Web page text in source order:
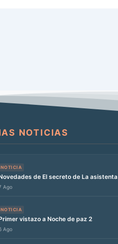
NOTICIAS
NOTICIA
de El secreto de La asistenta
Ago
NOTICIA
vistazo a Noche de paz 2
Ago